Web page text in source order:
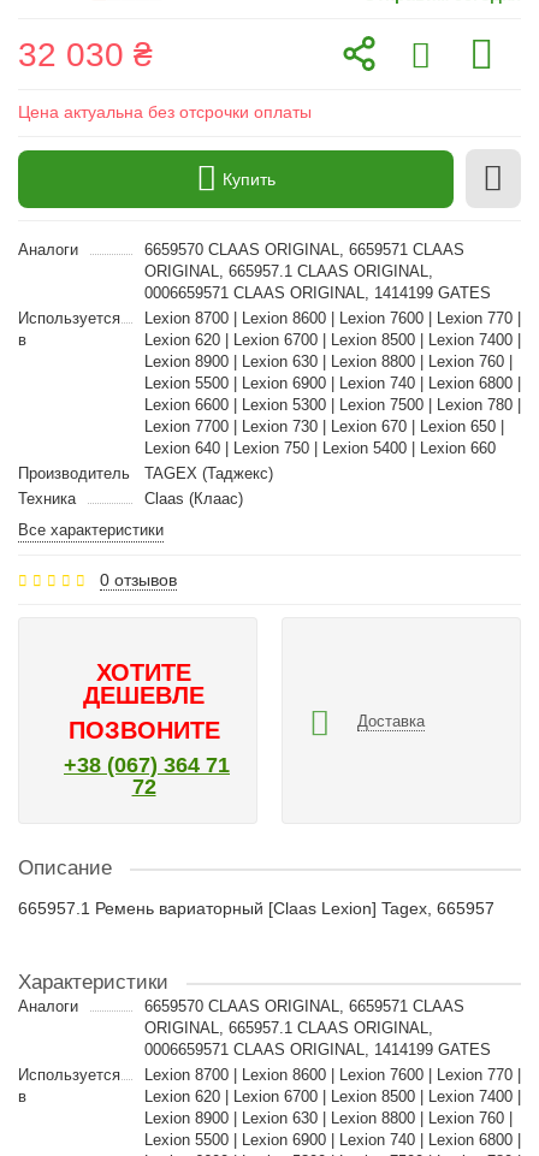
32 030 ₴
Цена актуальна без отсрочки оплаты
Купить
Аналоги
6659570 CLAAS ORIGINAL, 6659571 CLAAS
ORIGINAL, 665957.1 CLAAS ORIGINAL,
0006659571 CLAAS ORIGINAL, 1414199 GATES
Используется
в
Lexion 8700 | Lexion 8600 | Lexion 7600 | Lexion 770 |
Lexion 620 | Lexion 6700 | Lexion 8500 | Lexion 7400 |
Lexion 8900 | Lexion 630 | Lexion 8800 | Lexion 760 |
Lexion 5500 | Lexion 6900 | Lexion 740 | Lexion 6800 |
Lexion 6600 | Lexion 5300 | Lexion 7500 | Lexion 780 |
Lexion 7700 | Lexion 730 | Lexion 670 | Lexion 650 |
Lexion 640 | Lexion 750 | Lexion 5400 | Lexion 660
Производитель
TAGEX (Таджекс)
Техника
Claas (Клаас)
Все характеристики
0 отзывов
ХОТИТЕ
ДЕШЕВЛЕ
ПОЗВОНИТЕ
+38 (067) 364 71
72
Доставка
Описание
665957.1 Ремень вариаторный [Claas Lexion] Tagex, 665957
Характеристики
Аналоги
6659570 CLAAS ORIGINAL, 6659571 CLAAS
ORIGINAL, 665957.1 CLAAS ORIGINAL,
0006659571 CLAAS ORIGINAL, 1414199 GATES
Используется
в
Lexion 8700 | Lexion 8600 | Lexion 7600 | Lexion 770 |
Lexion 620 | Lexion 6700 | Lexion 8500 | Lexion 7400 |
Lexion 8900 | Lexion 630 | Lexion 8800 | Lexion 760 |
Lexion 5500 | Lexion 6900 | Lexion 740 | Lexion 6800 |